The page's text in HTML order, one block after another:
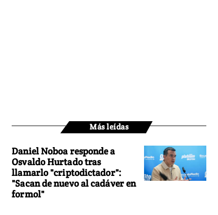
Más leídas
Daniel Noboa responde a
Osvaldo Hurtado tras
llamarlo "criptodictador":
"Sacan de nuevo al cadáver en
formol"